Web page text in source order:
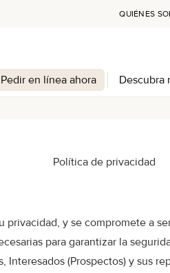
QUIÉNES
Pedir en línea ahora Descubra
Política de privacidad
privacidad, y se compromete a
para garantizar la
(Prospectos) y sus